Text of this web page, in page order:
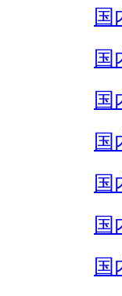
国
国
国
国
国
国
国